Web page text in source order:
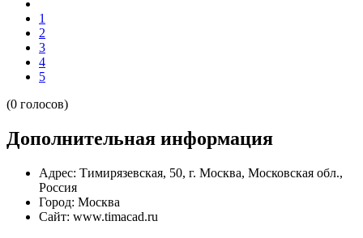
1
2
3
4
5
(0 голосов)
Дополнительная информация
Адрес: Тимирязевская, 50, г. Москва, Московская обл.,
Россия
Город: Москва
Сайт: www.timacad.ru